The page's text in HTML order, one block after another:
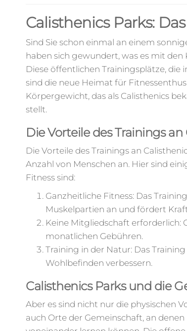
Calisthenics Parks:
Sind Sie schon einmal an einem
haben sich gewundert, was es mit
Diese öffentlichen Trainingsplätze, die
sind die neue Heimat für
Körpergewicht, das als Calisthenics
stellt.
Die Vorteile des Trainings
Die Vorteile des Trainings an
Anzahl von Menschen an. Hier sind
Fitness sind:
Ganzheitliche Fitness: Das
Muskelpartien an und fördert
Keine Mitgliedschaft erforderlich:
monatlichen Gebühren.
Training in der Natur: Das
Wohlbefinden verbessern.
Calisthenics Parks und die
Aber es sind nicht nur die physischen
auch Orte der Gemeinschaft, an